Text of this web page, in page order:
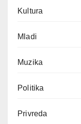
Kultura
Mladi
Muzika
Politika
Privreda